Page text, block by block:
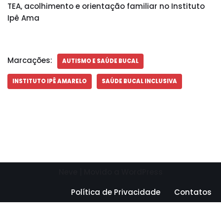
TEA, acolhimento e orientação familiar no Instituto
Ipê Ama
Marcações: AUTISMO E SAÚDE BUCAL
INSTITUTO IPÊ AMARELO SAÚDE BUCAL INCLUSIVA
Política de Privacidade
Contatos